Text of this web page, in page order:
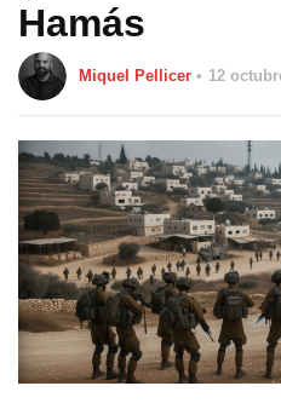
Hamás
Miquel Pellicer 12